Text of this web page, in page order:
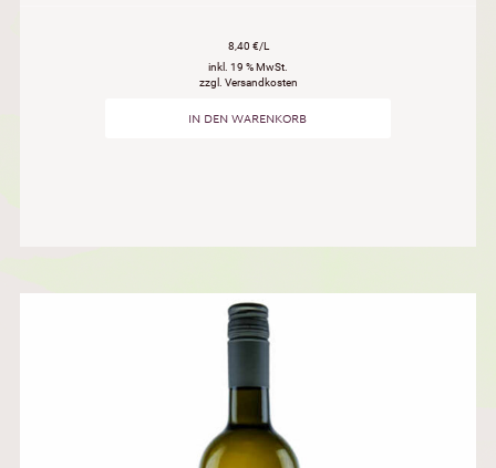
8,40 €/L
inkl. 19 % MwSt.
zzgl. Versandkosten
IN DEN WARENKORB